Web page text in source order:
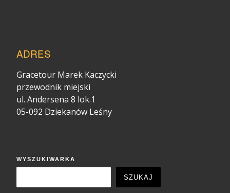
ADRES
Gracetour Marek Kaczycki
przewodnik miejski
ul. Andersena 8 lok.1
05-092 Dziekanów Leśny
WYSZUKIWARKA
SZUKAJ